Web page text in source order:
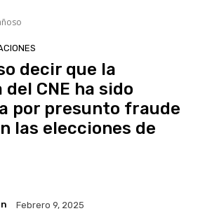
decir que la
CNE ha sido
por presunto fraude
las elecciones de
Febrero 9, 2025